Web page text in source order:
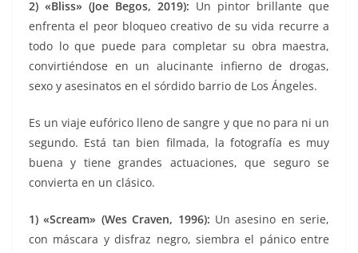
2) «Bliss» (Joe Begos, 2019): Un pintor brillante que
enfrenta el peor bloqueo creativo de su vida recurre a
todo lo que puede para completar su obra maestra,
convirtiéndose en un alucinante infierno de drogas,
sexo y asesinatos en el sórdido barrio de Los Ángeles.
Es un viaje eufórico lleno de sangre y que no para ni un
segundo. Está tan bien filmada, la fotografía es muy
buena y tiene grandes actuaciones, que seguro se
convierta en un clásico.
1) «Scream» (Wes Craven, 1996): Un asesino en serie,
con máscara y disfraz negro, siembra el pánico entre